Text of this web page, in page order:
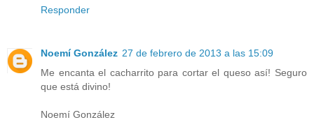
Responder
Noemí González 27 de febrero de 2013 a las 15:09
Me encanta el cacharrito para cortar el queso así! Seguro
que está divino!
Noemí González